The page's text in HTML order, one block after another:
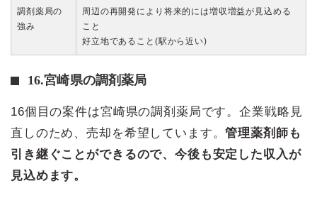
調剤薬局の
強み
周辺の再開発により将来的には増収増益が見込める
こと
好立地であること(駅から近い)
16.宮崎県の調剤薬局
16個目の案件は宮崎県の調剤薬局です。企業戦略見
直しのため、売却を希望しています。管理薬剤師も
引き継ぐことができるので、今後も安定した収入が
見込めます。